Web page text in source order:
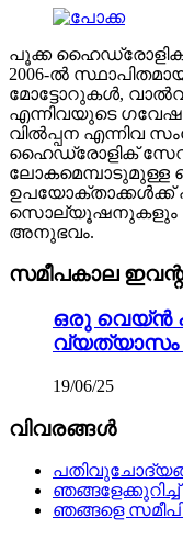
പൂക്ക
2006-ൽ
മോട്ടോറുകൾ,
എന്നിവയുടെ
വിൽപ്പന എന്നിവ
ഹൈഡ്രോളിക്
ലോകമെമ്പാടുമുള്ള
ഉപയോക്താക്കൾക്ക്
സൊല്യൂഷനുകളും
അനുഭവം.
സമീപകാല
ഒരു വെയ്ൻ
വ്യത്യാസം
19/06/25
വിവരങ്ങൾ
ഞങ്ങളേക്കുറിച്ച്
ഞങ്ങളെ